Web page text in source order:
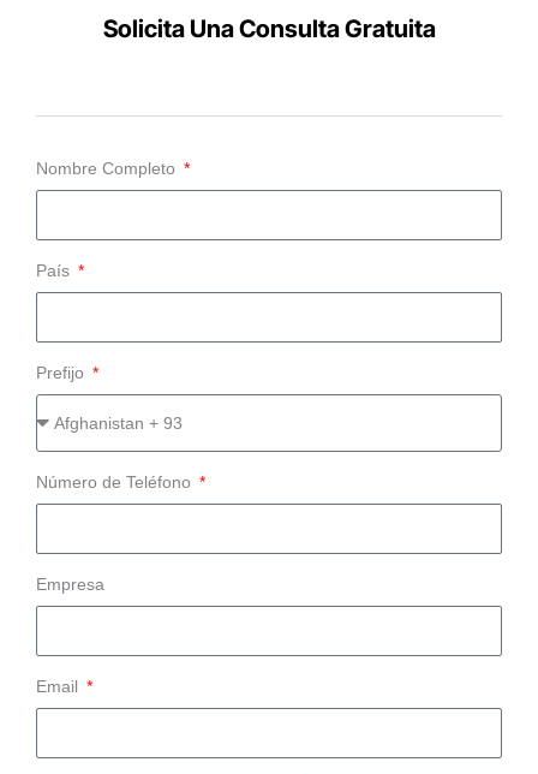
Solicita Una Consulta Gratuita
Nombre Completo
País
Prefijo
Número de Teléfono
Empresa
Email